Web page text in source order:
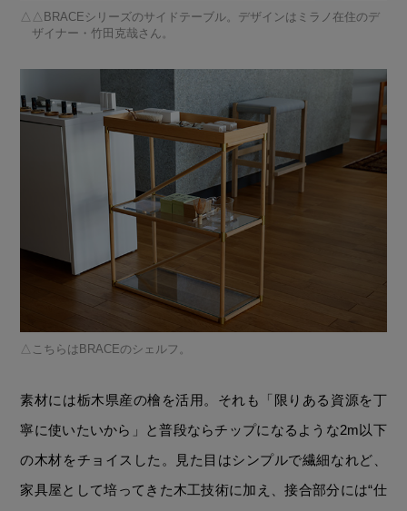
△BRACEシリーズのサイドテーブル。デザインはミラノ在住のデ
ザイナー・竹田克哉さん。
こちらはBRACEのシェルフ。
素材には栃木県産の檜を活用。それも「限りある資源を丁
寧に使いたいから」と普段ならチップになるような2m以下
の木材をチョイスした。見た目はシンプルで繊細なれど、
家具屋として培ってきた木工技術に加え、接合部分には“仕